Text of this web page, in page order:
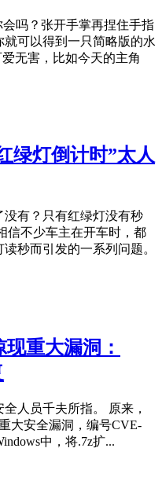
吗？张开手掌再捏住手指
可以得到一只简略版的水
无害，比如今天的主角
绿灯倒计时”太人
有？只有红绿灯没有秒
不少车主在开车时，都
秒而引发的一系列问题。
重大漏洞：
人员千夫所指。 原来，
大安全漏洞，编号CVE-
中，将.7z扩...